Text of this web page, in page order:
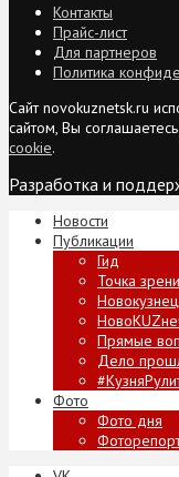
Контакты
Прайс-лист
Для партнеров
Политика
Сайт novokuznetsk.ru
сайтом, Вы
cookie.
Разработка и
Новости
Публикации
Гид
Точка
Прямые
Дело
Фото
Фото дня